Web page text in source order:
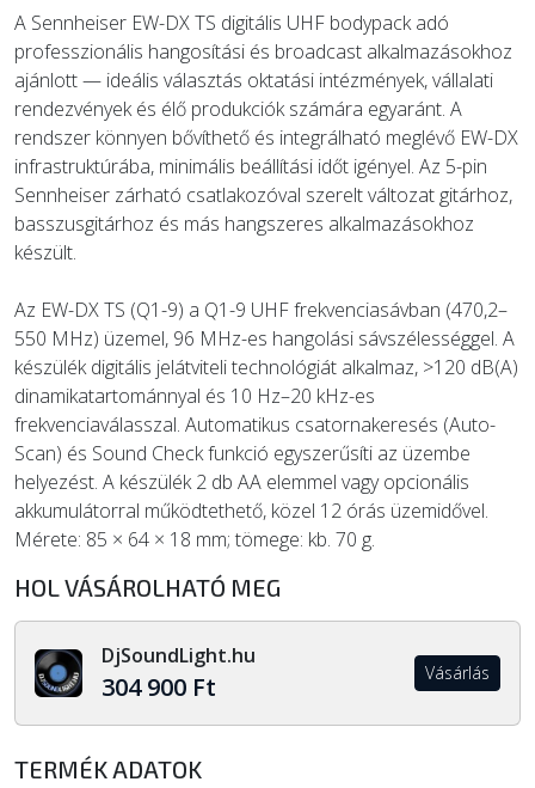
ÚJ TERMÉKEK
A Sennheiser EW-DX TS digitális UHF bodypack adó
professzionális hangosítási és broadcast alkalmazásokhoz
ajánlott — ideális választás oktatási intézmények, vállalati
rendezvények és élő produkciók számára egyaránt. A
rendszer könnyen bővíthető és integrálható meglévő EW-DX
infrastruktúrába, minimális beállítási időt igényel. Az 5-pin
Sennheiser zárható csatlakozóval szerelt változat gitárhoz,
basszusgitárhoz és más hangszeres alkalmazásokhoz
készült.
Az EW-DX TS (Q1-9) a Q1-9 UHF frekvenciasávban (470,2–
550 MHz) üzemel, 96 MHz-es hangolási sávszélességgel. A
készülék digitális jelátviteli technológiát alkalmaz, >120 dB(A)
dinamikatartománnyal és 10 Hz–20 kHz-es
frekvenciaválasszal. Automatikus csatornakeresés (Auto-
Scan) és Sound Check funkció egyszerűsíti az üzembe
helyezést. A készülék 2 db AA elemmel vagy opcionális
akkumulátorral működtethető, közel 12 órás üzemidővel.
Mérete: 85 × 64 × 18 mm; tömege: kb. 70 g.
HOL VÁSÁROLHATÓ MEG
DjSoundLight.hu
304 900 Ft Vásárlás
TERMÉK ADATOK